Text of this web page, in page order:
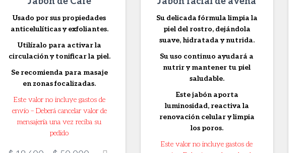
Usado por sus propiedades
anticelulíticas y exfoliantes.
Utilízalo para activar la
circulación y tonificar la piel.
Se recomienda para masaje
en zonas focalizadas.
Este valor no incluye gastos de
envío – Deberá cancelar valor de
mensajería una vez reciba su
pedido
Su delicada fórmula limpia la
piel del rostro, dejándola
suave, hidratada y nutrida.
Su uso continuo ayudará a
nutrir y mantener tu piel
saludable.
Este jabón aporta
luminosidad, reactiva la
renovación celular y limpia
los poros.
Este valor no incluye gastos de